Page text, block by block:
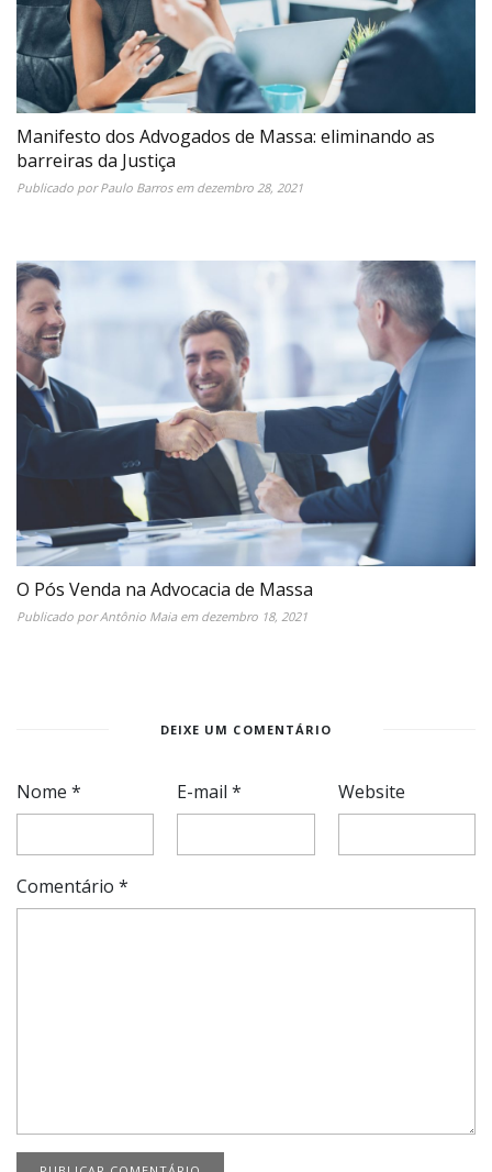
Manifesto dos Advogados de Massa: eliminando as
barreiras da Justiça
Publicado porPaulo Barrosem dezembro 28, 2021
O Pós Venda na Advocacia de Massa
Publicado porAntônio Maiaem dezembro 18, 2021
DEIXE UM COMENTÁRIO
Nome * E-mail* Website
Comentário *